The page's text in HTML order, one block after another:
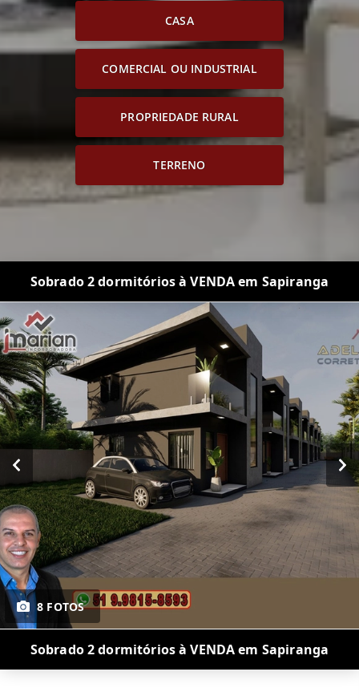
CASA
COMERCIAL OU INDUSTRIAL
PROPRIEDADE RURAL
TERRENO
Sobrado 2 dormitórios à VENDA em Sapiranga
8 FOTOS
Sobrado 2 dormitórios à VENDA em Sapiranga